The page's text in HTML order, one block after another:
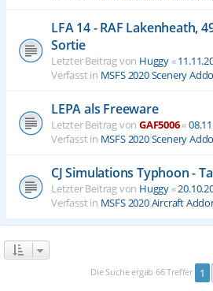
LFA 14 - RAF Lakenheath,
Sortie
Letzter Beitrag von Huggy«
Verfasst in MSFS 2020 Scenery
LEPA als Freeware
Letzter Beitrag von GAF5006«
Verfasst in MSFS 2020 Scenery
CJ Simulations Typhoon -
Letzter Beitrag von Huggy«
Verfasst in MSFS 2020 Aircraft
Die Suche ergab 66 Treffer 1